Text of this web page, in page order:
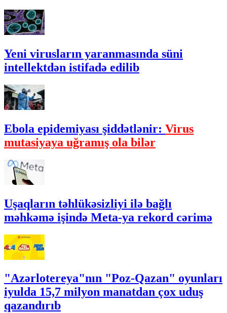
Yeni virusların yaranmasında süni
intellektdən istifadə edilib
Ebola epidemiyası şiddətlənir: Virus
mutasiyaya uğramış ola bilər
Uşaqların təhlükəsizliyi ilə bağlı
məhkəmə işində Meta-ya rekord cərimə
"Azərlotereya"nın "Poz-Qazan" oyunları
iyulda 15,7 milyon manatdan çox uduş
qazandırıb